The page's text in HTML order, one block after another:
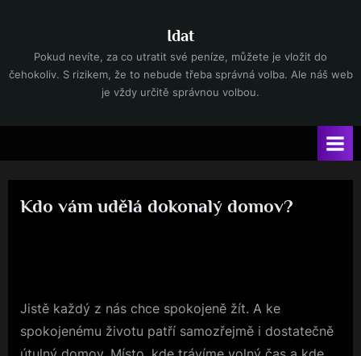
content
Idat
Pokud nevíte, za co utratit své peníze, můžete je vložit do
čehokoliv. S rizikem, že to nebude třeba správná volba. Ale náš web
je vždy určitě správnou volbou.
Kdo vám udělá dokonalý domov?
Jistě každý z nás chce spokojeně žít. A ke
spokojenému životu patří samozřejmě i dostatečně